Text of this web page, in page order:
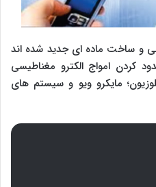
و ساخت ماده ای جدید شده اند
کردن امواج الکترو مغناطیسی
مایکرو ویو و سیستم های